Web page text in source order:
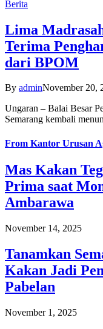
Berita
Lima
Terima
dari BPOM
By adminNovember 20,
Ungaran – Balai Besar
Semarang kembali
From Kantor Urusan
Mas Kakan
Prima saat
Ambarawa
November 14, 2025
Tanamkan
Kakan Jadi
Pabelan
November 1, 2025